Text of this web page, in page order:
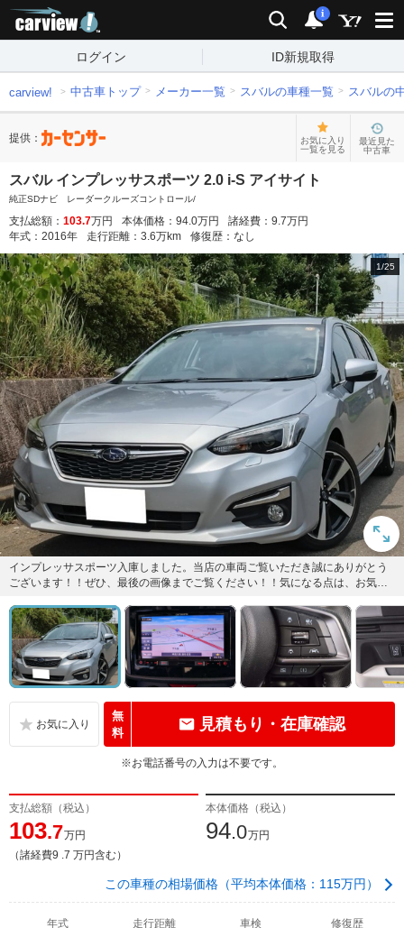
検索 通知
i
ログイン ID新規取得
carview! 中古車トップ メーカー一覧 スバルの車種一覧 スバルの
提供：
お気に入り
一覧を見る
最近見た
中古車
スバル インプレッサスポーツ 2.0 i-S アイサイト
純正SDナビ レーダークルーズコントロール/
支払総額： 103.7万円 本体価格： 94.0万円 諸経費： 9.7万円
年式： 2016年 走行距離： 3.6万km 修復歴： なし
1/25
インプレッサスポーツ入庫しました。当店の車両ご覧いただき誠にありがとう
ございます！！ぜひ、最後の画像までご覧ください！！気になる点は、お気軽
無
料
見積もり・在庫確認
※お電話番号の入力は不要です。
支払総額（税込）
103.7万円
（諸経費9 .7 万円含む）
本体価格（税込）
94.0万円
この車種の相場価格（平均本体価格：115万円）
年式 走行距離
車検
修復歴